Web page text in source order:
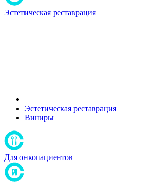
Эстетическая реставрация
Эстетическая реставрация
Виниры
Для онкопациентов